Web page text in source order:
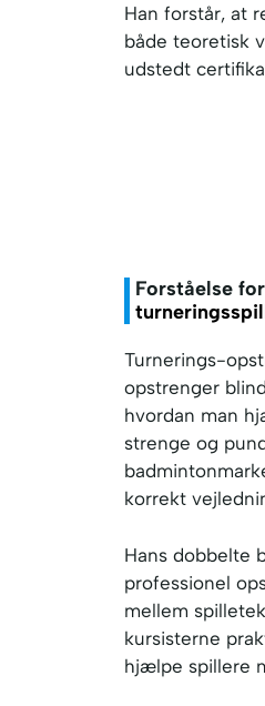
Han forstår, at
både teoretisk
udstedt
Forståelse
Turnerings-
opstrenger
hvordan man
strenge og
korrekt
Hans dobbelte
professionel
mellem
kursisterne
hjælpe spillere